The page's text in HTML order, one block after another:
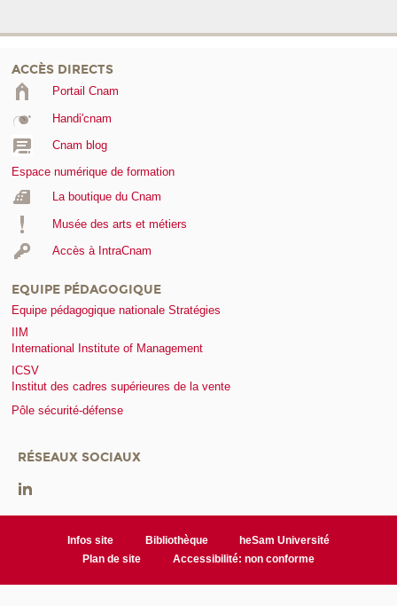
ACCÈS DIRECTS
Portail Cnam
Handi'cnam
Cnam blog
Espace numérique de formation
La boutique du Cnam
Musée des arts et métiers
Accès à IntraCnam
EQUIPE PÉDAGOGIQUE
Equipe pédagogique nationale Stratégies
IIM
International Institute of Management
ICSV
Institut des cadres supérieures de la vente
Pôle sécurité-défense
RÉSEAUX SOCIAUX
Infos site Bibliothèque
heSam Université
Plan de site
Accessibilité: non conforme